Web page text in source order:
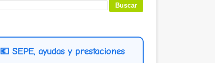
💶 SEPE, ayudas y prestaciones